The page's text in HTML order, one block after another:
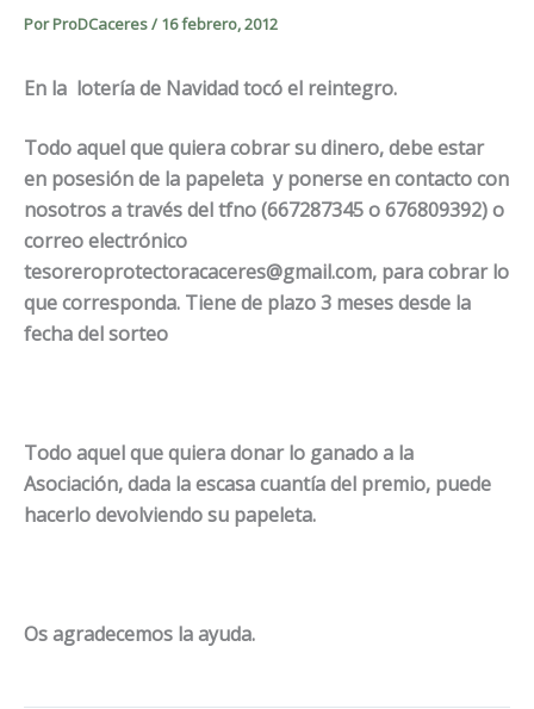
PorProDCaceres/ 16 febrero, 2012
En la lotería de Navidad tocó el reintegro.
Todo aquel que quiera cobrar su dinero, debe estar
en posesión de la papeleta y ponerse en contacto con
nosotros a través del tfno (667287345 o 676809392) o
correo electrónico
tesoreroprotectoracaceres@gmail.com, para cobrar lo
que corresponda. Tiene de plazo 3 meses desde la
fecha del sorteo
Todo aquel que quiera donar lo ganado a la
Asociación, dada la escasa cuantía del premio, puede
hacerlo devolviendo su papeleta.
Os agradecemos la ayuda.